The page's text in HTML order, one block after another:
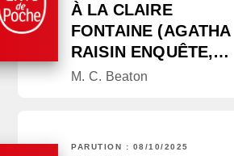
À LA CLAIRE
FONTAINE (AGATHA
RAISIN ENQUÊTE,…
M. C. Beaton
PARUTION : 08/10/2025